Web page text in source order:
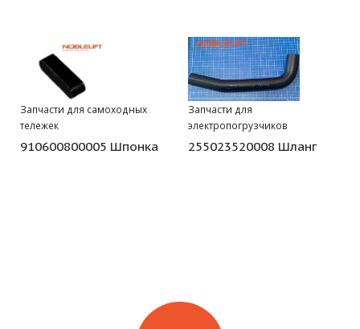
Запчасти для самоходных
тележек
910600800005 Шпонка
Запчасти для
электропогрузчиков
255023520008 Шланг